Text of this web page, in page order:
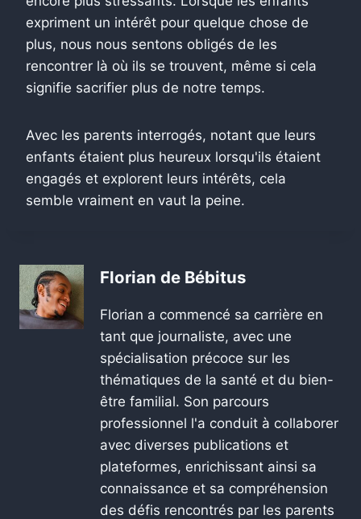
expriment un intérêt pour quelque chose de
plus, nous nous sentons obligés de les
rencontrer là où ils se trouvent, même si cela
signifie sacrifier plus de notre temps.
Avec les parents interrogés, notant que leurs
enfants étaient plus heureux lorsqu'ils étaient
engagés et explorent leurs intérêts, cela
semble vraiment en vaut la peine.
Florian de Bébitus
Florian a commencé sa carrière en
tant que journaliste, avec une
spécialisation précoce sur les
thématiques de la santé et du bien-
être familial. Son parcours
professionnel l'a conduit à collaborer
avec diverses publications et
plateformes, enrichissant ainsi sa
connaissance et sa compréhension
des défis rencontrés par les parents